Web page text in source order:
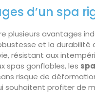
d’un spa
plusieurs avantages
et la
résistant aux
spas gonflables, les
risque de
souhaitent profiter de